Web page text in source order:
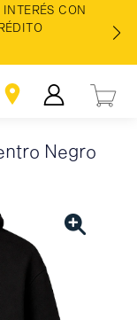
CON
Negro